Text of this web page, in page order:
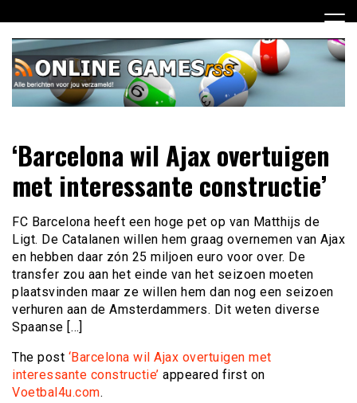
naar
inhoud
Online Games RSS
verzameld
‘Barcelona wil Ajax overtuigen
met interessante constructie’
FC Barcelona heeft een hoge pet op van Matthijs de
Ligt. De Catalanen willen hem graag overnemen van Ajax
en hebben daar zón 25 miljoen euro voor over. De
transfer zou aan het einde van het seizoen moeten
plaatsvinden maar ze willen hem dan nog een seizoen
verhuren aan de Amsterdammers. Dit weten diverse
Spaanse […]
The post ‘Barcelona wil Ajax overtuigen met
interessante constructie’ appeared first on
Voetbal4u.com.